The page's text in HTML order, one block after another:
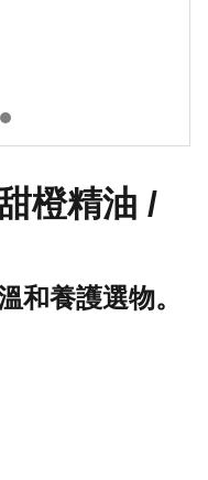
橙精油 /
和養護選物。